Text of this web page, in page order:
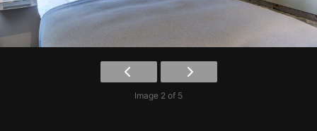
Image 2 of 5